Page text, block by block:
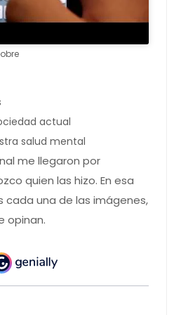
actual
salud mental
me llegaron por
quien las hizo. En esa
una de las imágenes,
opinan.